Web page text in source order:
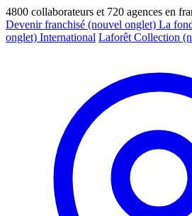
4800 collaborateurs et 720 agences en
Devenir franchisé (nouvel onglet) La
onglet) International Laforêt Collection